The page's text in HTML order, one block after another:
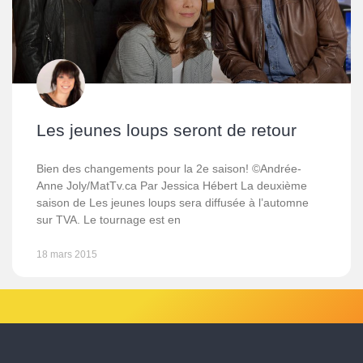
Les jeunes loups seront de retour
Bien des changements pour la 2e saison! ©Andrée-
Anne Joly/MatTv.ca Par Jessica Hébert La deuxième
saison de Les jeunes loups sera diffusée à l’automne
sur TVA. Le tournage est en
18 mars 2015